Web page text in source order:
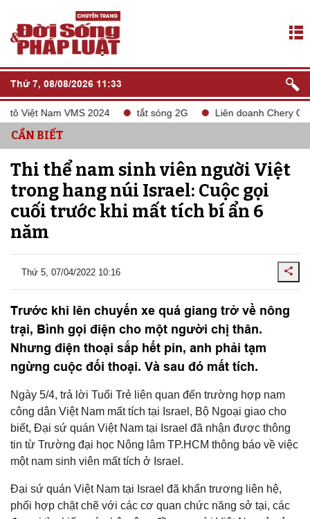
Thứ 7, 08/08/2026 11:33
Nam VMS 2024 tắt sóng 2G Liên doanh Chery
CẦN BIẾT
Thi thể nam sinh viên người Việt
trong hang núi Israel: Cuộc gọi
cuối trước khi mất tích bí ẩn 6
năm
Thứ 5, 07/04/2022 10:16
Trước khi lên chuyến xe quá giang trở về nông
trại, Bình gọi điện cho một người chị thân.
Nhưng điện thoại sắp hết pin, anh phải tạm
ngừng cuộc đối thoại. Và sau đó mất tích.
Ngày 5/4, trả lời Tuổi Trẻ liên quan đến trường hợp nam
công dân Việt Nam mất tích tại Israel, Bộ Ngoại giao cho
biết, Đại sứ quán Việt Nam tại Israel đã nhận được thông
tin từ Trường đại học Nông lâm TP.HCM thông báo về việc
một nam sinh viên mất tích ở Israel.
Đại sứ quán Việt Nam tại Israel đã khẩn trương liên hệ,
phối hợp chặt chẽ với các cơ quan chức năng sở tại, các